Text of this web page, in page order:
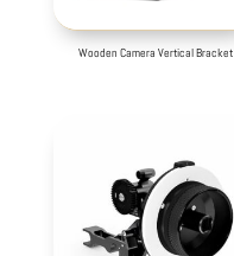
Wooden Camera Vertical Bracket